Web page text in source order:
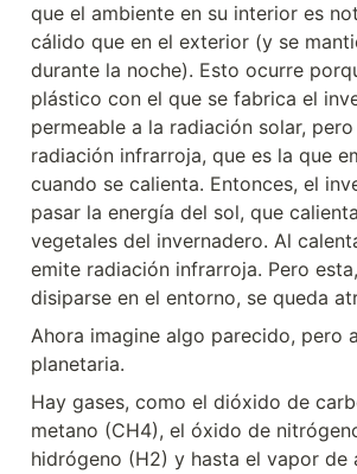
que el ambiente en su interior es
cálido que en el exterior (y se
durante la noche). Esto ocurre
plástico con el que se fabrica el
permeable a la radiación solar,
radiación infrarroja, que es la que
cuando se calienta. Entonces, el
pasar la energía del sol, que
vegetales del invernadero. Al
emite radiación infrarroja. Pero
disiparse en el entorno, se queda
Ahora imagine algo parecido, pero
planetaria.
Hay gases, como el dióxido de
metano (CH4), el óxido de
hidrógeno (H2) y hasta el vapor de